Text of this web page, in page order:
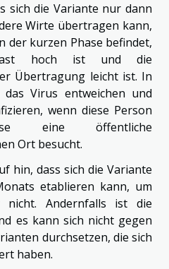
sich die Variante nur dann
Wirte übertragen kann,
der kurzen Phase befindet,
hoch ist und die
Übertragung leicht ist. In
Virus entweichen und
wenn diese Person
eine öffentliche
Ort besucht.
hin, dass sich die Variante
etablieren kann, um
Andernfalls ist die
es kann sich nicht gegen
durchsetzen, die sich
haben.